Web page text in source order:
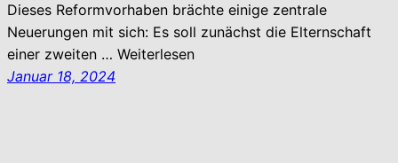
Dieses Reformvorhaben brächte einige zentrale
Neuerungen mit sich: Es soll zunächst die Elternschaft
einer zweiten … Weiterlesen
Januar 18, 2024